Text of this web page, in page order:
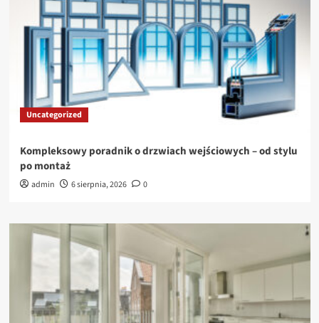
Uncategorized
Kompleksowy poradnik o drzwiach wejściowych – od stylu
po montaż
admin 6 sierpnia, 2026 0